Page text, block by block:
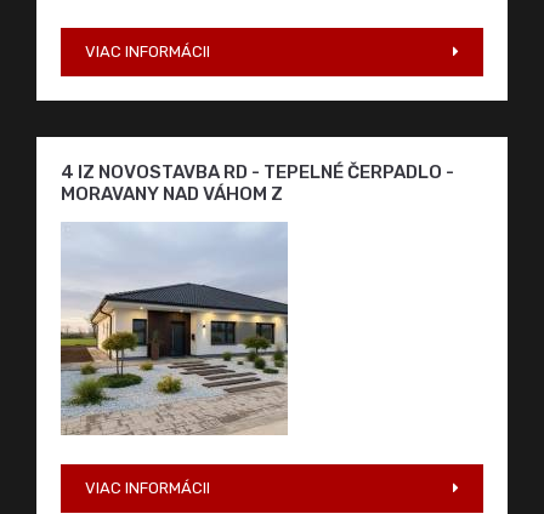
VIAC INFORMÁCII
4 IZ NOVOSTAVBA RD - TEPELNÉ ČERPADLO -
MORAVANY NAD VÁHOM Z
VIAC INFORMÁCII